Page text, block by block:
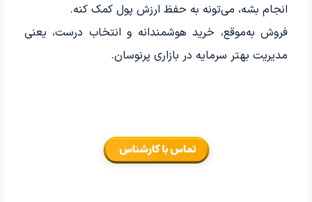
انجام بشه، می‌تونه به حفظ ارزش پول کمک کنه.
فروش به‌موقع، خرید هوشمندانه و انتخاب درست، یعنی
مدیریت بهتر سرمایه در بازاری پرنوسان.